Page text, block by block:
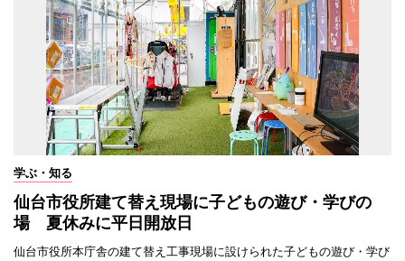
学ぶ・知る
仙台市役所建て替え現場に子どもの遊び・学びの
場 夏休みに平日開放日
仙台市役所本庁舎の建て替え工事現場に設けられた子どもの遊び・学び